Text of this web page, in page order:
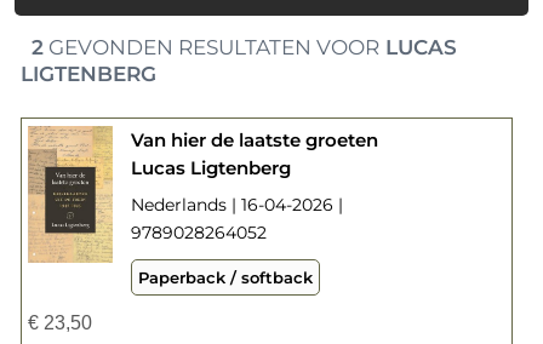
2GEVONDEN RESULTATEN VOORLUCAS
LIGTENBERG
Van hier de laatste groeten
Lucas Ligtenberg
Nederlands | 16-04-2026 |
9789028264052
Paperback / softback
€23,50